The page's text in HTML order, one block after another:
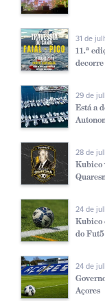
31 de
11.ª
decorre
29 de
Está a
28 de
Kubico
24 de
Kubico
do Fut5
24 de
Açores